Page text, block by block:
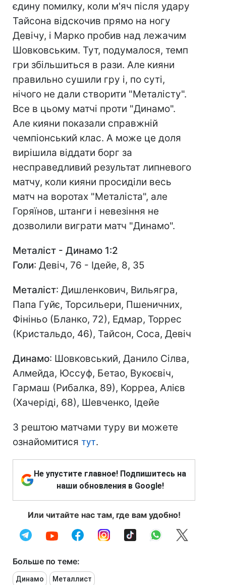
єдину помилку, коли м'яч після удару
Тайсона відскочив прямо на ногу
Девічу, і Марко пробив над лежачим
Шовковським. Тут, подумалося, темп
гри збільшиться в рази. Але кияни
правильно сушили гру і, по суті,
нічого не дали створити "Металісту".
Все в цьому матчі проти "Динамо".
Але кияни показали справжній
чемпіонський клас. А може це доля
вирішила віддати борг за
несправедливий результат липневого
матчу, коли кияни просиділи весь
матч на воротах "Металіста", але
Горяїнов, штанги і невезіння не
дозволили виграти матч "Динамо".
Металіст - Динамо 1:2
Голи: Девіч, 76 - Ідейе, 8, 35
Металіст: Дишленкович, Вильягра,
Папа Гуйє, Торсильери, Пшеничних,
Фініньо (Бланко, 72), Едмар, Торрес
(Кристальдо, 46), Тайсон, Соса, Девіч
Динамо: Шовковський, Данило Сілва,
Алмейда, Юссуф, Бетао, Вукоєвіч,
Гармаш (Рибалка, 89), Корреа, Алієв
(Хачеріді, 68), Шевченко, Ідейе
З рештою матчами туру ви можете
ознайомитися тут.
Не упустите главное! Подпишитесь на
наши обновления в Google!
Или читайте нас там, где вам удобно!
Больше по теме:
Динамо Металлист